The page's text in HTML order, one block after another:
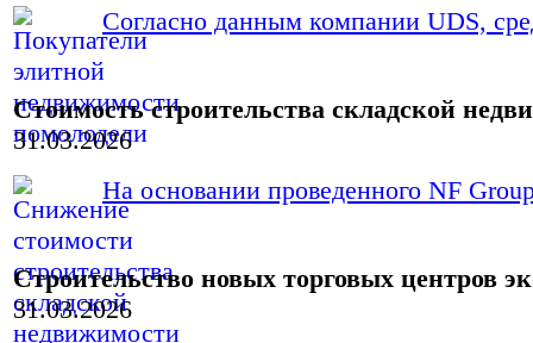
Согласно данным компании UDS,
Стоимость строительства складской
31.03.2026
На основании проведенного NF
Строительство новых торговых центров
31.03.2026